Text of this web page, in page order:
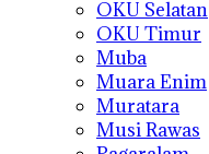
OKU Selatan
OKU Timur
Muba
Muara Enim
Muratara
Musi Rawas